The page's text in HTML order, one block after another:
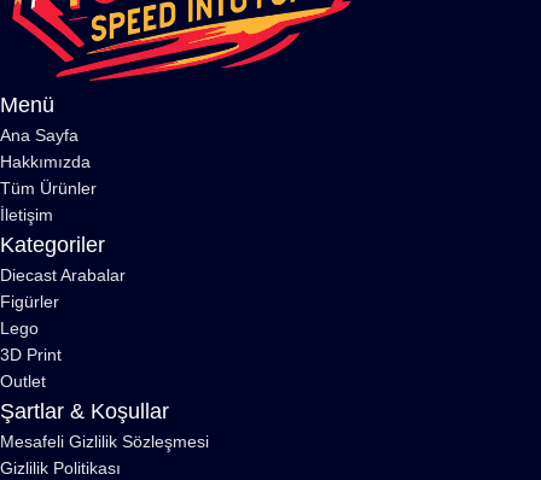
Menü
Ana Sayfa
Hakkımızda
Tüm Ürünler
İletişim
Kategoriler
Diecast Arabalar
Figürler
Lego
3D Print
Outlet
Şartlar & Koşullar
Mesafeli Gizlilik Sözleşmesi
Gizlilik Politikası